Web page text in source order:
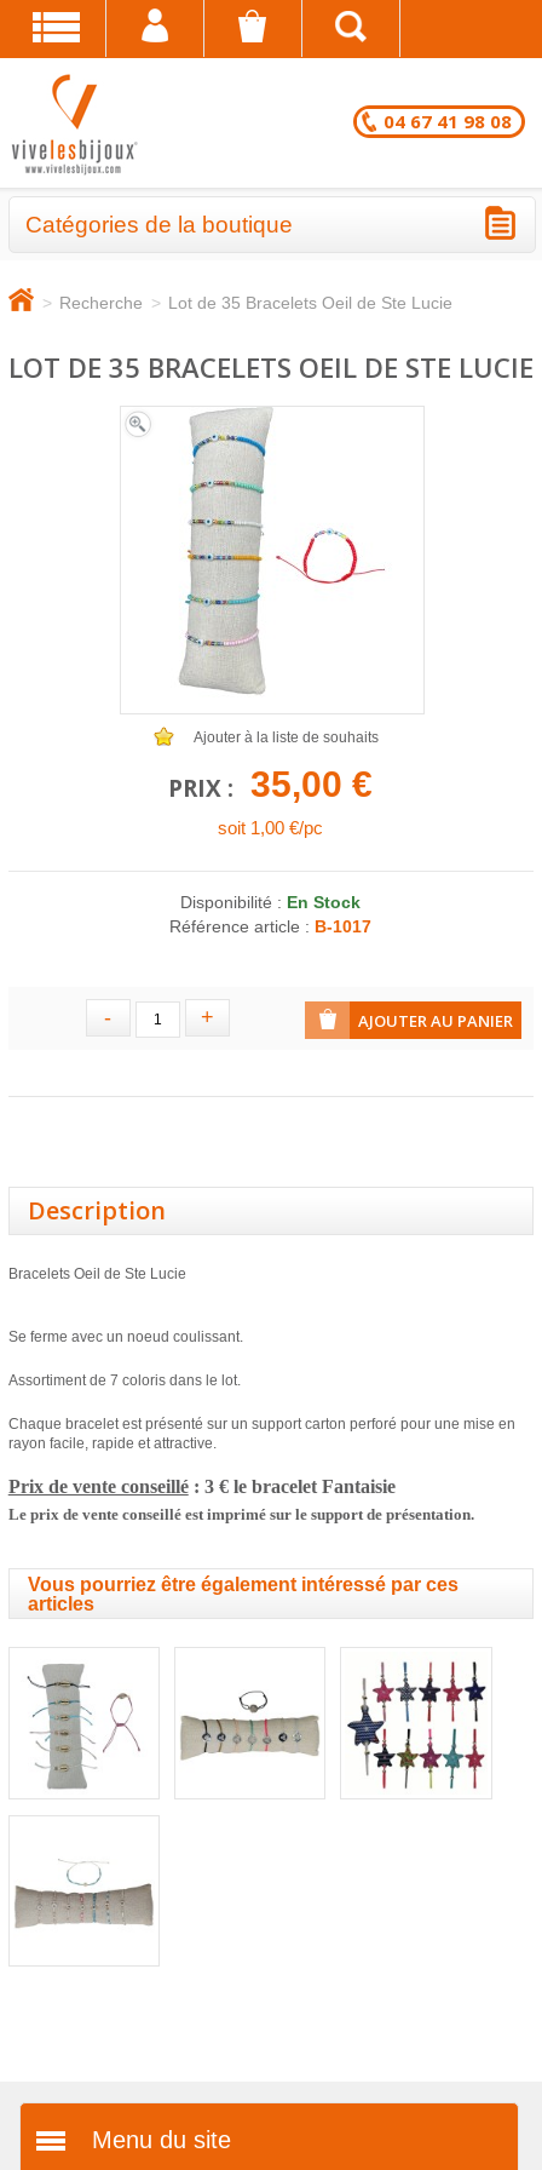
04 67 41 98 08
Catégories de la boutique
DESTOCKAGE
COLLIERS - LOTS EN DESTOCKAGE
BRACELETS FANTAISIE EN LOT
CHAÎNES DE CHEVILLE
COLLIERS EN LOT
AFFICHES MÉTAL 20 X 30CM
LETTRES POUR BRACELETS
> Recherche > Lot de 35 Bracelets Oeil de Ste Lucie
LOT DE 35 BRACELETS OEIL DE STE LUCIE
Ajouter à la liste de souhaits
PRIX : 35,00 €
soit 1,00 €/pc
Disponibilité : En Stock
Référence article : B-1017
Description
Bracelets Oeil de Ste Lucie
Se ferme avec un noeud coulissant.
Assortiment de 7 coloris dans le lot.
Chaque bracelet est présenté sur un support carton perforé pour une mise en
rayon facile, rapide et attractive.
Prix de vente conseillé: 3 € le bracelet Fantaisie
Le prix de vente conseillé est imprimé sur le support de présentation.
Vous pourriez être également intéressé par ces
articles
Menu du site